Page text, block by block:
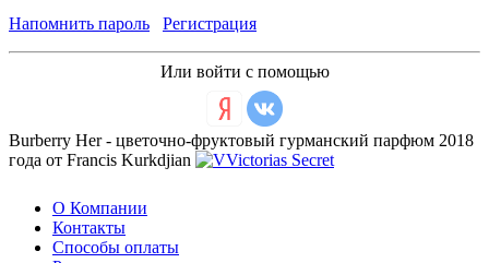
Напомнить пароль
Регистрация
Или войти с помощью
Burberry Her - цветочно-фруктовый гурманский парфюм 2018
года от Francis Kurkdjian
О Компании
Контакты
Способы оплаты